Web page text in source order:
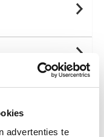
advertenties te